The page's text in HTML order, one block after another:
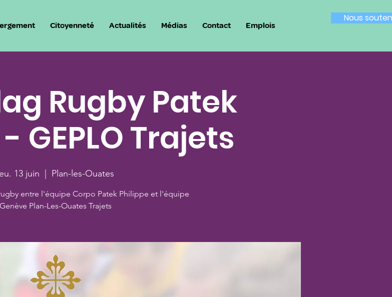
Citoyenneté Actualités Médias Contact Emplois
Nous
Rugby Patek
GEPLO Trajets
13 juin Plan-les-Ouates
entre l'équipe Corpo Patek Philippe et l'équipe
Genève Plan-Les-Ouates Trajets